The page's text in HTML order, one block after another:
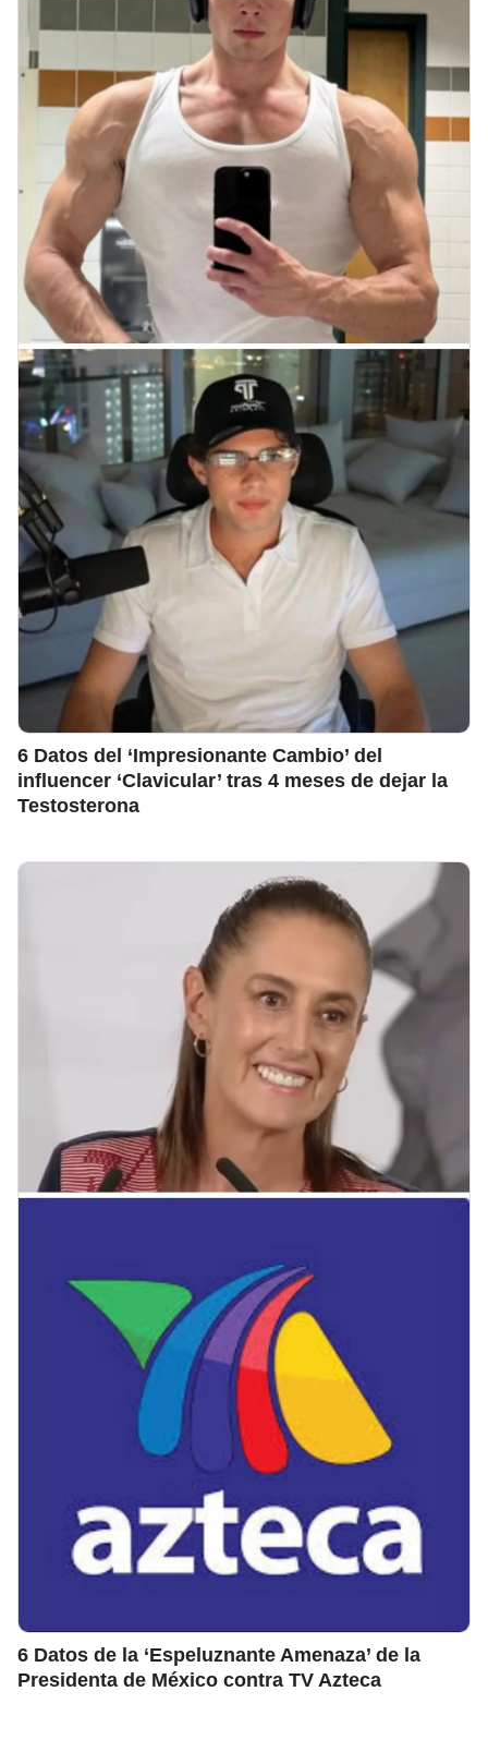
6 Datos del ‘Impresionante Cambio’ del
influencer ‘Clavicular’ tras 4 meses de dejar la
Testosterona
6 Datos de la ‘Espeluznante Amenaza’ de la
Presidenta de México contra TV Azteca